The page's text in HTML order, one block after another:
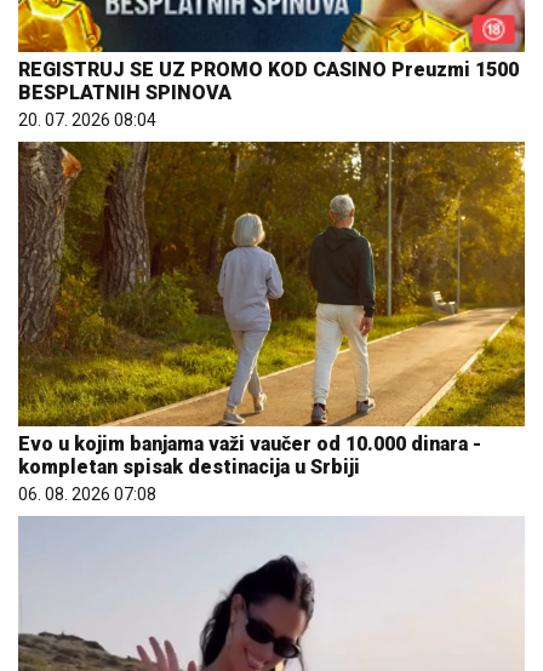
REGISTRUJ SE UZ PROMO KOD CASINO Preuzmi 1500
BESPLATNIH SPINOVA
20. 07. 2026 08:04
Evo u kojim banjama važi vaučer od 10.000 dinara -
kompletan spisak destinacija u Srbiji
06. 08. 2026 07:08